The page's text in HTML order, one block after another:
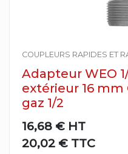
COUPLEURS RAPIDES ET
Adapteur WEO
extérieur 16 mm
gaz 1/2
16,68 € HT
20,02 € TTC